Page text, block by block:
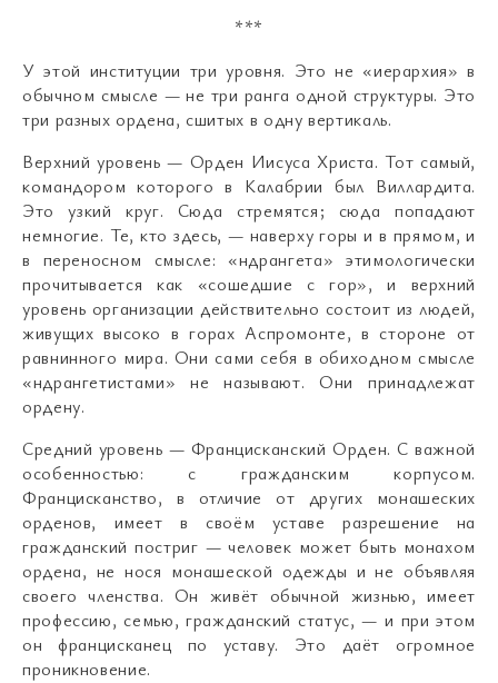
***
У этой институции три уровня. Это не «иерархия» в
обычном смысле — не три ранга одной структуры. Это
три разных ордена, сшитых в одну вертикаль.
Верхний уровень — Орден Иисуса Христа. Тот самый,
командором которого в Калабрии был Виллардита.
Это узкий круг. Сюда стремятся; сюда попадают
немногие. Те, кто здесь, — наверху горы и в прямом, и
в переносном смысле: «ндрангета» этимологически
прочитывается как «сошедшие с гор», и верхний
уровень организации действительно состоит из людей,
живущих высоко в горах Аспромонте, в стороне от
равнинного мира. Они сами себя в обиходном смысле
«ндрангетистами» не называют. Они принадлежат
ордену.
Средний уровень — Францисканский Орден. С важной
особенностью: с гражданским корпусом.
Францисканство, в отличие от других монашеских
орденов, имеет в своём уставе разрешение на
гражданский постриг — человек может быть монахом
ордена, не нося монашеской одежды и не объявляя
своего членства. Он живёт обычной жизнью, имеет
профессию, семью, гражданский статус, — и при этом
он францисканец по уставу. Это даёт огромное
проникновение.